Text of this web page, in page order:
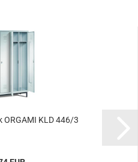
OR­GA­MI KLD 446/3